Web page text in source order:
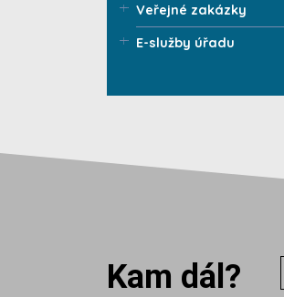
Veřejné zakázky
E-služby úřadu
Kam dál?